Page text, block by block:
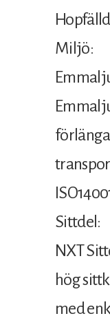
Miljö:
Sittdel:
NXT
hög
med